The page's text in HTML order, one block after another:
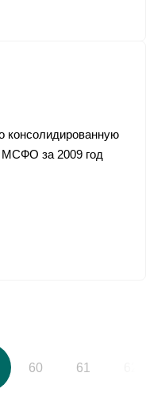
консолидированную
МСФО за 2009 год
60 61